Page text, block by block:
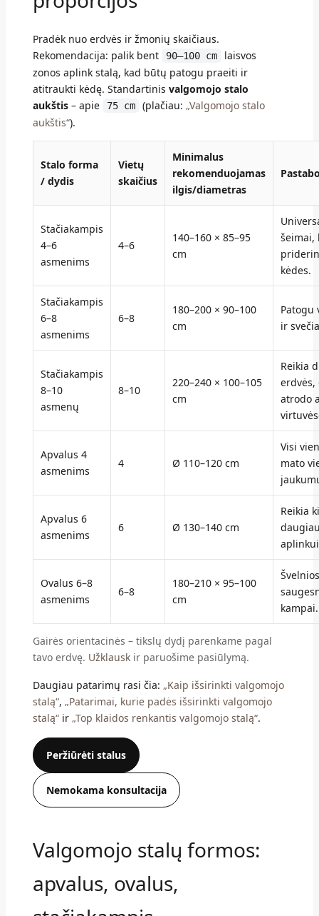
Pradėk nuo erdvės ir žmonių skaičiaus.
Rekomendacija: palik bent
90–100 cm
laisvos
zonos aplink stalą, kad būtų patogu praeiti ir
atitraukti kėdę. Standartinis valgomojo stalo
aukštis– apie 75 cm (plačiau: „Valgomojo stalo
aukštis“).
Stalo forma
/ dydis
Vietų
skaičius
Minimalus
rekomenduojamas
ilgis/diametras
Stačiakampis
4–6
asmenims
4–6
140–160 × 85–95
cm
šeimai,
kėdes.
Stačiakampis
6–8
asmenims
6–8
180–200 × 90–100
cm
Patogu
ir
Stačiakampis
8–10
asmenų
8–10
220–240 × 100–105
cm
Reikia
erdvės,
atrodo
Apvalus 4
asmenims
4 Ø 110–120 cm
Visi
mato
Apvalus 6
asmenims
6 Ø 130–140 cm
Reikia
Ovalus 6–8
asmenims
6–8
180–210 × 95–100
cm
kampai.
Gairės orientacinės – tikslų dydį parenkame pagal
tavo erdvę. Užklauskir paruošime pasiūlymą.
Daugiau patarimų rasi čia: „Kaip išsirinkti valgomojo
stalą“, „Patarimai, kurie padės išsirinkti valgomojo
stalą“ir „Top klaidos renkantis valgomojo stalą“.
Peržiūrėti stalus
Nemokama konsultacija
Valgomojo stalų formos:
apvalus, ovalus,